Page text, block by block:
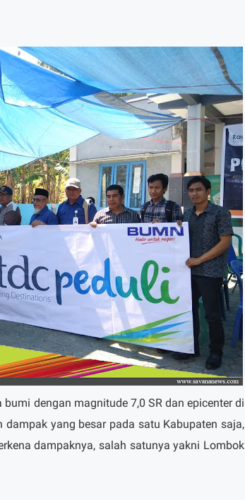
dengan magnitude 7,0 SR dan epicenter di
yang besar pada satu Kabupaten saja,
dampaknya, salah satunya yakni Lombok